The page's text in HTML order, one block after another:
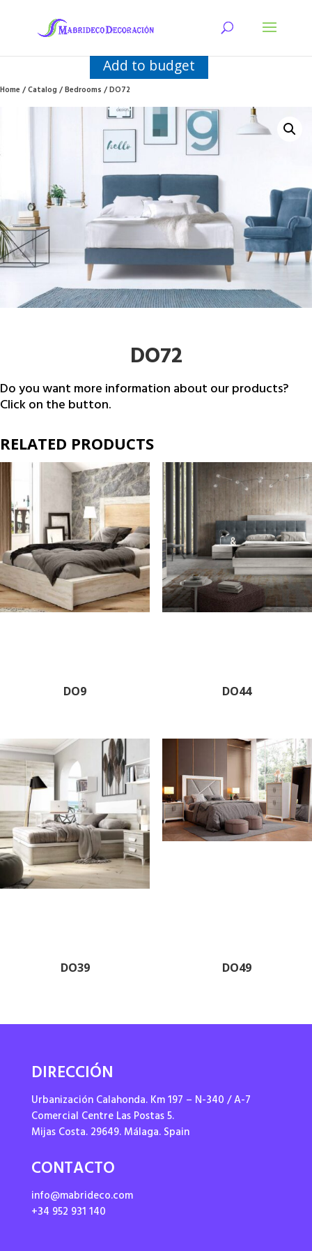
Add to budget
Home/Catalog/Bedrooms/ DO72
DO72
Do you want more information about our products?
Click on the button.
RELATED PRODUCTS
DO9 DO44
DO39 DO49
DIRECCIÓN
Urbanización Calahonda. Km 197 – N-340 / A-7
Comercial Centre Las Postas 5.
Mijas Costa. 29649. Málaga. Spain
CONTACTO
info@mabrideco.com
+34 952 931 140